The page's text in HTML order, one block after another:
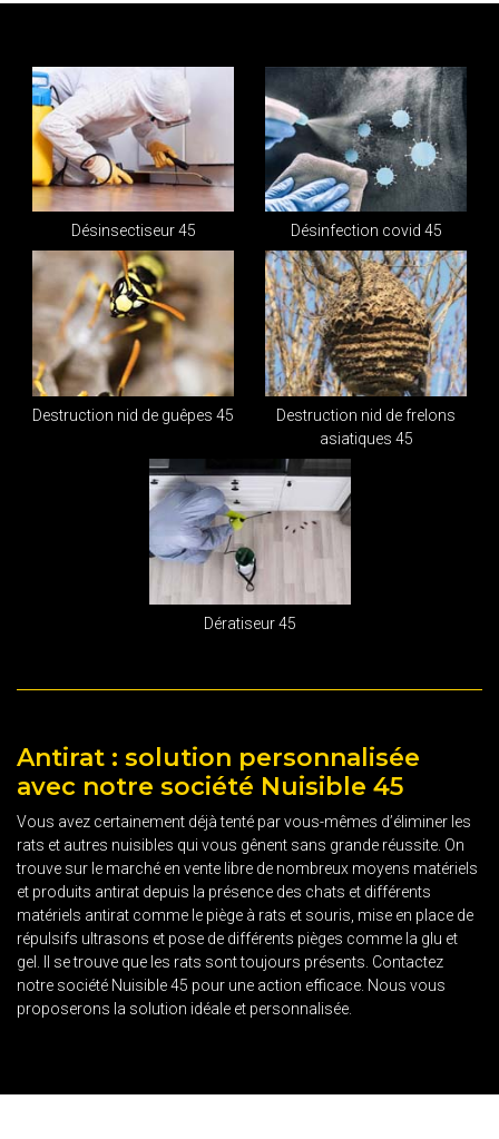
Désinsectiseur 45 Désinfection covid 45
Destruction nid de guêpes 45
Destruction nid de frelons
asiatiques 45
Dératiseur 45
Antirat : solution personnalisée
avec notre société Nuisible 45
Vous avez certainement déjà tenté par vous-mêmes d’éliminer les
rats et autres nuisibles qui vous gênent sans grande réussite. On
trouve sur le marché en vente libre de nombreux moyens matériels
et produits antirat depuis la présence des chats et différents
matériels antirat comme le piège à rats et souris, mise en place de
répulsifs ultrasons et pose de différents pièges comme la glu et
gel. Il se trouve que les rats sont toujours présents. Contactez
notre société Nuisible 45 pour une action efficace. Nous vous
proposerons la solution idéale et personnalisée.